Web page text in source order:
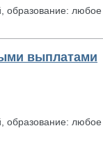
образование: любое
выплатами
образование: любое